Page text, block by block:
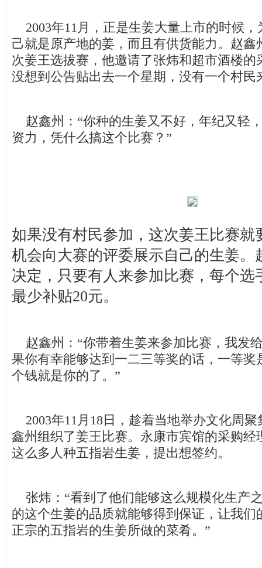
2003年11月，正是生姜大量上市的时候，
己就是原产地的姜，而且有供货能力。赵鑫
次姜王选拔赛，他邀请了张炜和超市酒楼的
没想到公告贴出去一个星期，没有一个村民
赵鑫州：“你种的生姜又不好，年纪又轻
资力，凭什么搞这个比赛？”
如果没有村民参加，这次姜王比赛就
机会向大赛的评委展示自己的生姜。
决定，只要有人来参加比赛，每个选
最少补贴20元。
赵鑫州：“你带着生姜来参加比赛，我发
果你有幸能够达到一二三等奖的话，一等奖
个钱就是你的了。”
2003年11月18日，趁着当地举办文化周聚
鑫州组织了姜王比赛。永康市宾馆的采购经
这么多人种五指岩生姜，提出想签约。
张炜：“看到了他们能够这么规模化生产
的这个生姜的品质就能够得到保证，让我们
正宗的五指岩的生姜所做的菜肴。”